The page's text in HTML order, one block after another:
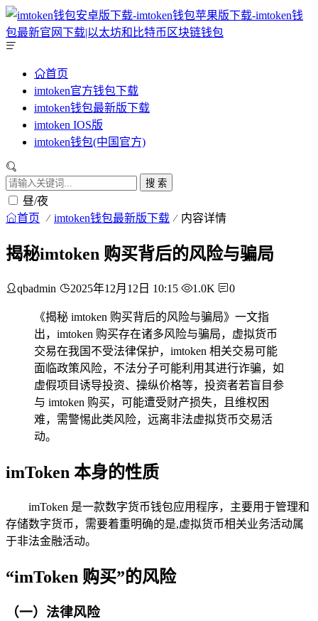
首页
imtoken官方钱包下载
imtoken钱包最新版下载
imtoken IOS版
imtoken钱包(中国官方)
搜 索
昼/夜
首页 imtoken钱包最新版下载 内容详情
揭秘imtoken 购买背后的风险与骗局
qbadmin 2025年12月12日 10:15 1.0K 0
《揭秘 imtoken 购买背后的风险与骗局》一文指
出，imtoken 购买存在诸多风险与骗局，虚拟货币
交易在我国不受法律保护，imtoken 相关交易可能
面临政策风险，不法分子可能利用其进行诈骗，如
虚假项目诱导投资、操纵价格等，投资者若盲目参
与 imtoken 购买，可能遭受财产损失，且维权困
难，需警惕此类风险，远离非法虚拟货币交易活
动。
imToken 本身的性质
imToken 是一款数字货币钱包应用程序，主要用于管理和
存储数字货币，需要着重明确的是,虚拟货币相关业务活动属
于非法金融活动。
“imToken 购买”的风险
（一）法律风险